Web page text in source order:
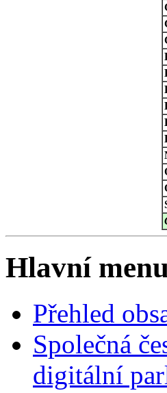
Hlavní
Přehled
Společná
digitální